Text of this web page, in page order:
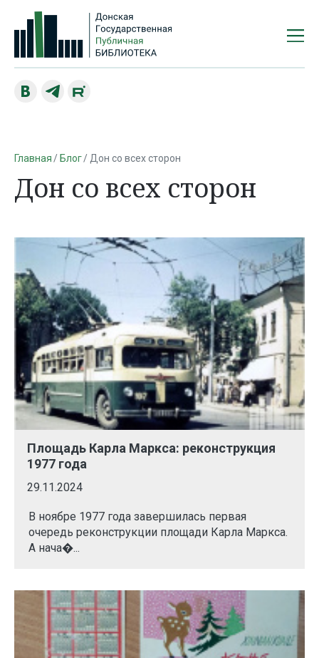
Главная Блог Дон со всех сторон
Дон со всех сторон
Площадь Карла Маркса: реконструкция
1977 года
29.11.2024
В ноябре 1977 года завершилась первая
очередь реконструкции площади Карла Маркса.
А нача�...